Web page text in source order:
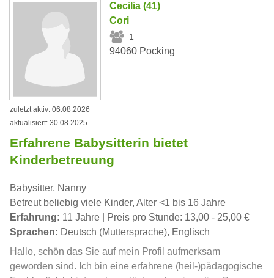
Cecilia (41)
Cori
1
94060 Pocking
zuletzt aktiv: 06.08.2026
aktualisiert: 30.08.2025
Erfahrene Babysitterin bietet
Kinderbetreuung
Babysitter, Nanny
Betreut beliebig viele Kinder, Alter <1 bis 16 Jahre
Erfahrung: 11 Jahre | Preis pro Stunde: 13,00 - 25,00 €
Sprachen: Deutsch (Muttersprache), Englisch
Hallo, schön das Sie auf mein Profil aufmerksam
geworden sind. Ich bin eine erfahrene (heil-)pädagogische